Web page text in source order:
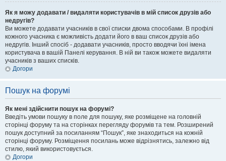
Як я можу додавати / видаляти користувачів в мій список друзів або
недругів?
Ви можете додавати учасників в свої списки двома способами. В профілі
кожного учасника є можливість додати його в ваш список друзів або
недругів. Інший спосіб - додавати учасників, просто вводячи їхні імена
користувача в вашій Панелі керування. В ній ви також можете видаляти
учасників з ваших списків.
Догори
Пошук на форумі
Як мені здійснити пошук на форумі?
Введіть умови пошуку в поле для пошуку, яке розміщене на головній
сторінці форуму та на сторінках перегляду форумів та тем. Розширений
пошук доступний за посиланням “Пошук”, яке знаходиться на кожній
сторінці форуму. Розміщення посилань може відрізнятись, залежно від
стилю, який використовується.
Догори